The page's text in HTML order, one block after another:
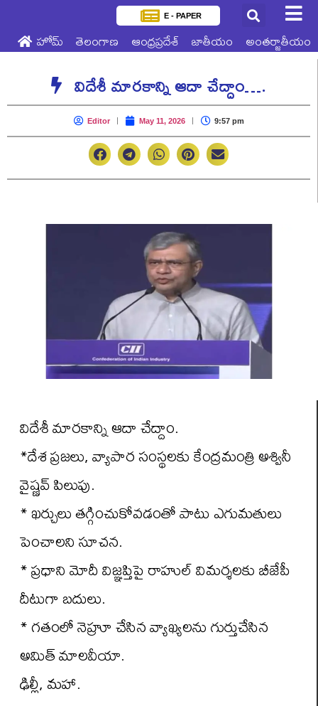
E - PAPER
హోమ్ తెలంగాణ ఆంధ్రప్రదేశ్ జాతీయం అంతర్జాతీయం
విదేశీ మారకాన్ని ఆదా చేద్దాం….
Editor May 11, 2026 9:57 pm
విదేశీ మారకాన్ని ఆదా చేద్దాం.
*దేశ ప్రజలు, వ్యాపార సంస్థలకు కేంద్రమంత్రి అశ్వినీ
వైష్ణవ్ పిలుపు.
* ఖర్చులు తగ్గించుకోవడంతో పాటు ఎగుమతులు
పెంచాలని సూచన.
* ప్రధాని మోదీ విజ్ఞప్తిపై రాహుల్ విమర్శలకు బీజేపీ
దీటుగా బదులు.
* గతంలో నెహ్రూ చేసిన వ్యాఖ్యలను గుర్తుచేసిన
అమిత్ మాలవీయా.
ఢిల్లీ, మహా.